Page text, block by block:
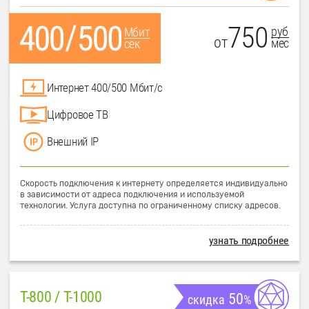
Мбит
сек
от750 руб
мес
Интернет 400/500 Мбит/с
Цифровое ТВ
Внешний IP
Скорость подключения к интернету определяется индивидуально
в зависимости от адреса подключения и используемой
технологии. Услуга доступна по ограниченному списку адресов.
узнать подробнее
T-800 / T-1000 скидка 50%